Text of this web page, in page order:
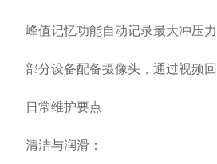
峰值记忆功能自动记录最大冲压力
部分设备配备摄像头，通过视频回
日常维护要点
清洁与润滑：